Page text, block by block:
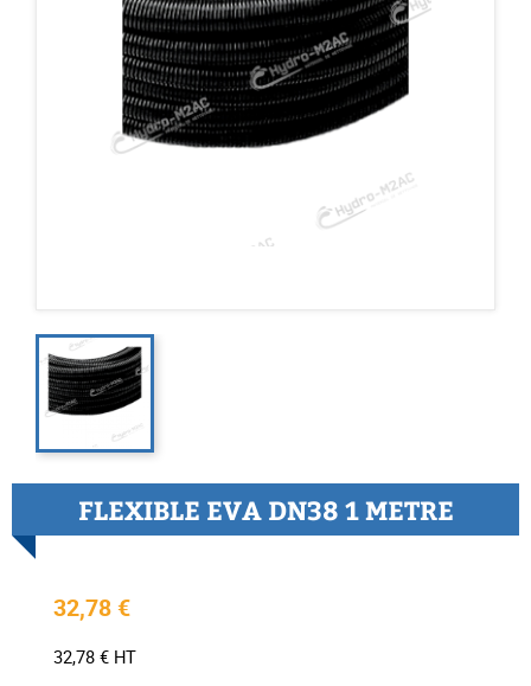
FLEXIBLE EVA DN38 1 METRE
32,78 €
32,78 € HT